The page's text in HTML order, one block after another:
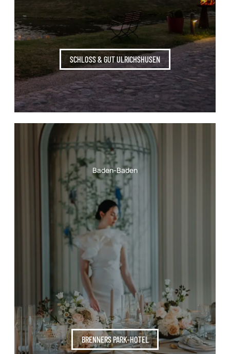
SCHLOSS & GUT ULRICHSHUSEN
BRENNERS PARK-HOTEL
Baden-Baden